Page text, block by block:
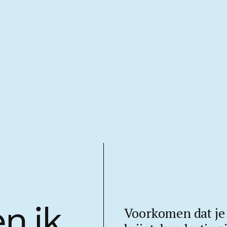
Voorkomen dat